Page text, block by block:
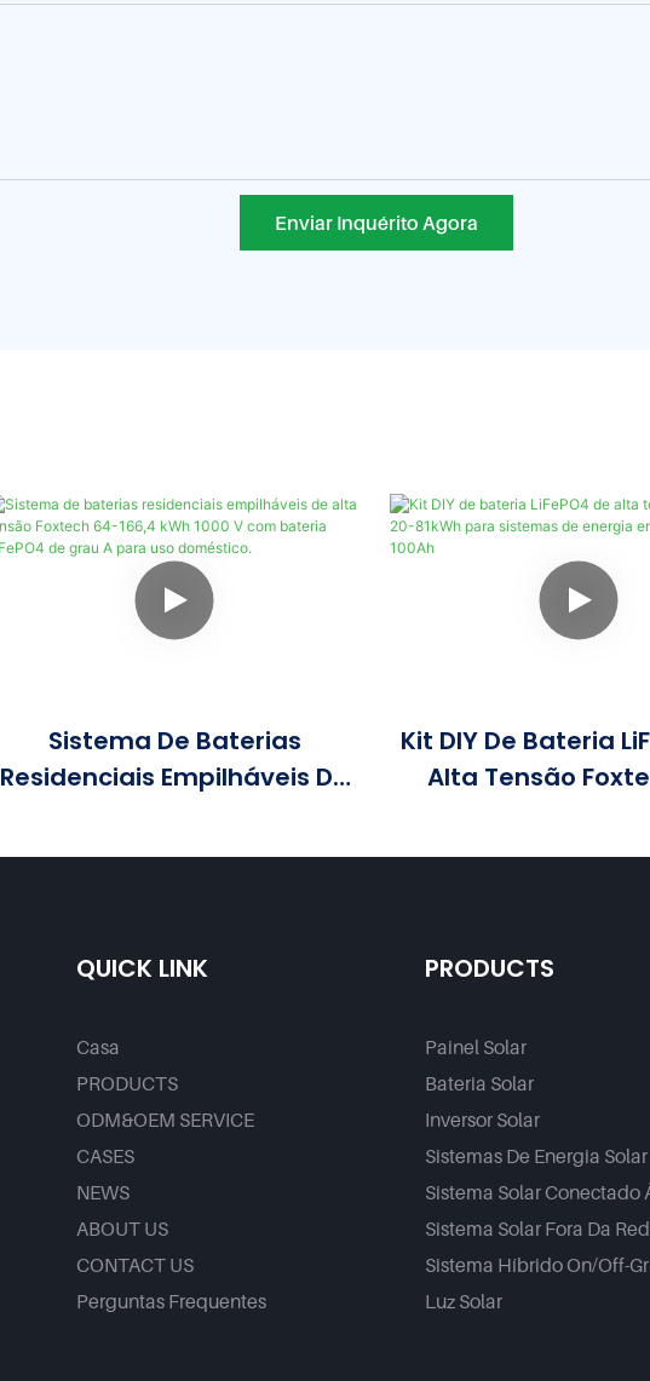
Enviar Inquérito Agora
Sistema De Baterias
Residenciais Empilháveis ​​de
KWh 1000 V Com Bateria
Kit DIY De Bateria
Alta Tensão
Energia Empilhados
QUICK LINK
Casa
PRODUCTS
ODM&OEM SERVICE
CASES
NEWS
ABOUT US
CONTACT US
Perguntas Frequentes
PRODUCTS
Painel Solar
Bateria Solar
Inversor Solar
Sistemas De Energia Solar
Sistema Solar Conectado
Sistema Solar Fora Da
Sistema Híbrido On/Off-
Luz Solar